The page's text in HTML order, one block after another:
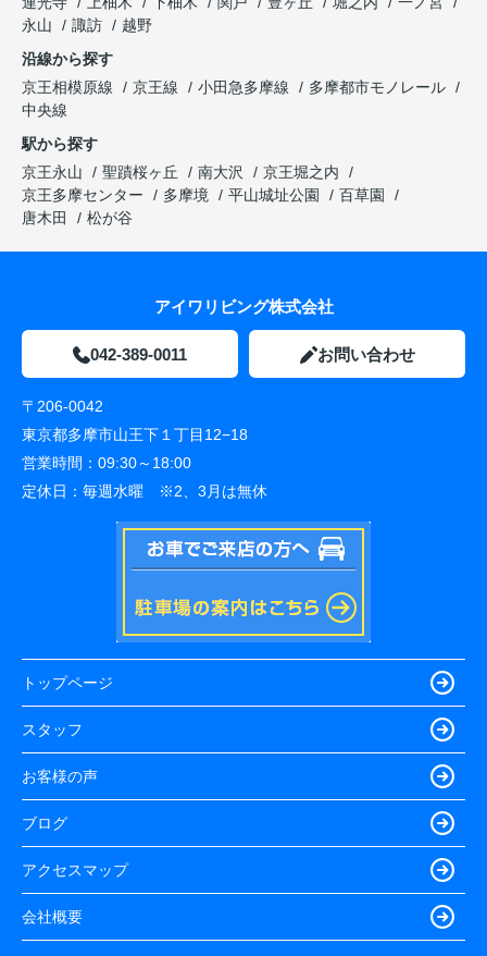
永山
諏訪
越野
沿線から探す
京王相模原線
京王線 小田急多摩線
多摩都市モノレール
中央線
駅から探す
京王永山
聖蹟桜ヶ丘 南大沢
京王堀之内
京王多摩センター
多摩境 平山城址公園
百草園
唐木田
松が谷
アイワリビング株式会社
042-389-0011 お問い合わせ
〒206-0042
東京都多摩市山王下１丁目12−18
営業時間： 09:30～18:00
定休日： 毎週水曜 ※2、3月は無休
トップページ
スタッフ
お客様の声
ブログ
アクセスマップ
会社概要